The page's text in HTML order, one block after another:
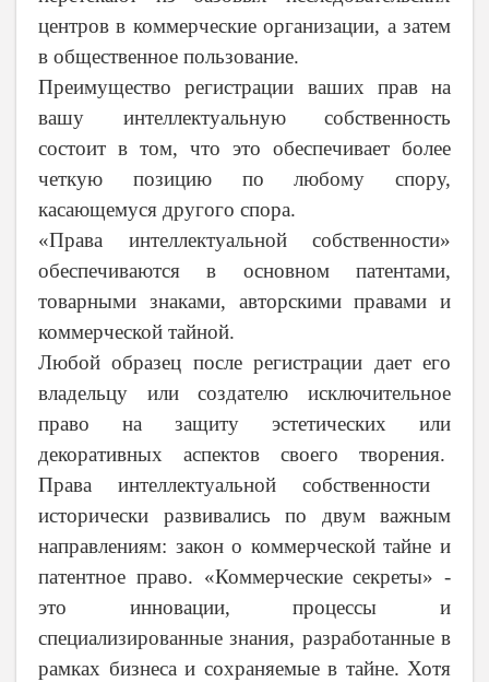
центров в коммерческие организации, а затем
в общественное пользование.
Преимущество регистрации ваших прав на
вашу интеллектуальную собственность
состоит в том, что это обеспечивает более
четкую позицию по любому спору,
касающемуся другого спора.
«Права интеллектуальной собственности»
обеспечиваются в основном патентами,
товарными знаками, авторскими правами и
коммерческой тайной.
Любой образец после регистрации дает его
владельцу или создателю исключительное
право на защиту эстетических или
декоративных аспектов своего творения.
Права интеллектуальной собственности
исторически развивались по двум важным
направлениям: закон о коммерческой тайне и
патентное право. «Коммерческие секреты» -
это инновации, процессы и
специализированные знания, разработанные в
рамках бизнеса и сохраняемые в тайне. Хотя